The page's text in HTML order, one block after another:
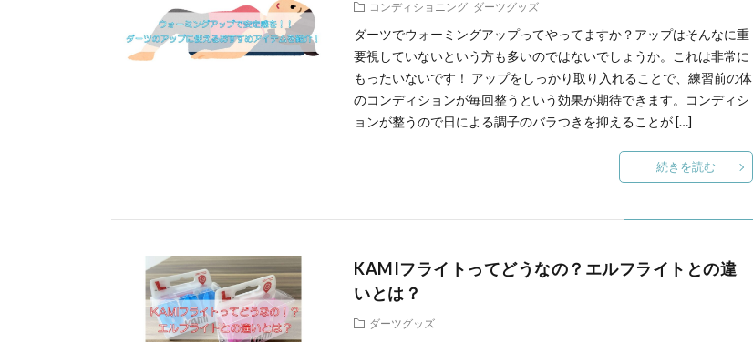
コンディショニング ダーツグッズ
ダーツでウォーミングアップってやってますか？アップはそんなに重
要視していないという方も多いのではないでしょうか。これは非常に
もったいないです！ アップをしっかり取り入れることで、練習前の体
のコンディションが毎回整うという効果が期待できます。コンディシ
ョンが整うので日による調子のバラつきを抑えることが […]
続きを読む
KAMIフライトってどうなの？エルフライトとの違
いとは？
ダーツグッズ